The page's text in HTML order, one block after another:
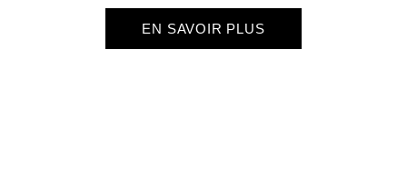
EN SAVOIR PLUS